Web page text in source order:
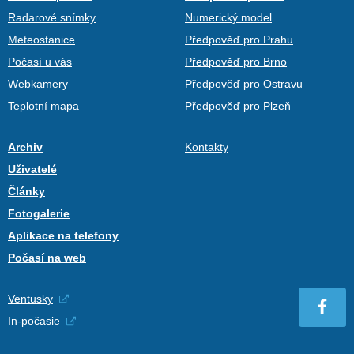
Radarové snímky
Meteostanice
Počasí u vás
Webkamery
Teplotní mapa
Numerický model
Předpověď pro Prahu
Předpověď pro Brno
Předpověď pro Ostravu
Předpověď pro Plzeň
Archiv
Uživatelé
Články
Fotogalerie
Aplikace na telefony
Počasí na web
Kontakty
Ventusky
In-počasie